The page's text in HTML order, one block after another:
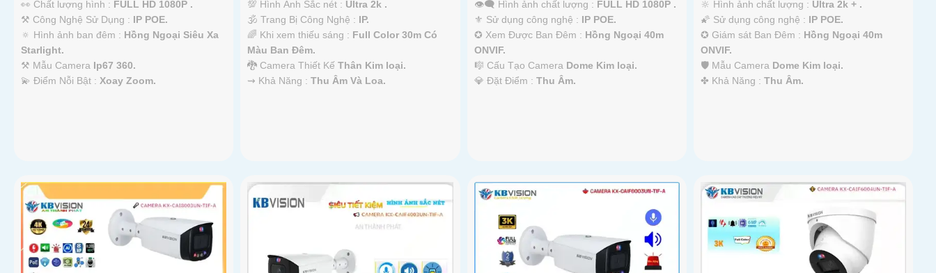
👀 Chất lượng hình : FULL HD 1080P .
⚒ Công Nghệ Sử Dụng : IP POE.
🔅 Hình ảnh ban đêm : Hồng Ngoại Siêu Xa
Starlight.
⚒ Mẫu Camera Ip67 360.
️💫 Điểm Nỗi Bật : Xoay Zoom.
💯 Hình Ảnh Sắc nét : Ultra 2k .
🕉️ Trang Bị Công Nghệ : IP.
🌈 Khi xem thiếu sáng : Full Color 30m Có
Màu Ban Ðêm.
🐉️ Camera Thiết KếThân Kim loại.
️⇝ Khả Năng :Thu Âm Và Loa.
👁️‍🗨 Hình ảnh chất lượng : FULL HD 1080P .
⚜️ Sử dụng công nghệ : IP POE.
✪ Xem Được Ban Đêm : Hồng Ngoại 40m
ONVIF.
🎼️ Cấu Tạo Camera Dome Kim loại.
️💎 Đặt Điểm : Thu Âm.
🔆 Hình ảnh chất lượng : Ultra 2k + .
🌠 Sử dụng công nghệ : IP POE.
✪ Giám sát Ban Đêm : Hồng Ngoại 40m
ONVIF.
🛡 Mẫu Camera Dome Kim loại.
️✤ Khả Năng :Thu Âm.